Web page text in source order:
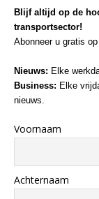
Blijf altijd op de
transportsector!
Abonneer u gratis
Nieuws: Elke
Business: Elke
nieuws.
Voornaam
Achternaam